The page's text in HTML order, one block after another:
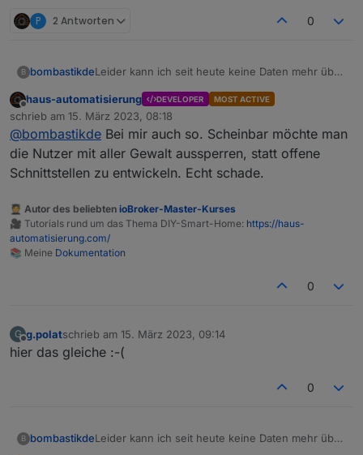
P 2 Antworten 0
B bombastikdeLeider kann ich seit heute keine Daten mehr über
Meldung im IObroker Protokoll: Client error: ```
In der APP funktioniert alles - UserID und
Password für MQTT nochmals ausgelesen und
eingetragen. - Keine Änderung
Hat jemand eine Idee?
Offline
haus-automatisierung DEVELOPER MOST ACTIVE
schrieb am 15. März 2023, 08:18
zuletzt editiert von
@bombastikde Bei mir auch so. Scheinbar möchte man
die Nutzer mit aller Gewalt aussperren, statt offene
Schnittstellen zu entwickeln. Echt schade.
🧑‍🎓 Autor des beliebten ioBroker-Master-Kurses
🎥 Tutorials rund um das Thema DIY-Smart-Home: https://haus-
automatisierung.com/
📚 Meine Dokumentation
0
G
Offline
g.polatschrieb am 15. März 2023, 09:14
zuletzt editiert von
hier das gleiche :-(
0
B bombastikdeLeider kann ich seit heute keine Daten mehr über